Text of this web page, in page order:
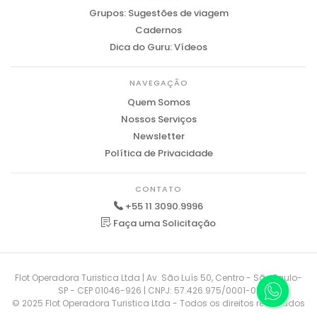
Grupos: Sugestões de viagem
Cadernos
Dica do Guru: Vídeos
NAVEGAÇÃO
Quem Somos
Nossos Serviços
Newsletter
Política de Privacidade
CONTATO
+55 11 3090.9996
Faça uma Solicitação
Flot Operadora Turistica Ltda | Av. São Luís 50, Centro - São Paulo-
SP - CEP 01046-926 | CNPJ: 57.426.975/0001-01
© 2025 Flot Operadora Turistica Ltda - Todos os direitos reservados